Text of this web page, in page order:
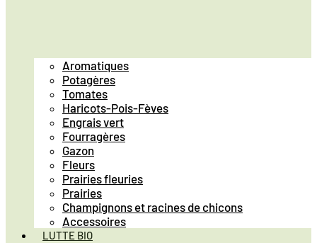
Aromatiques
Potagères
Tomates
Haricots-Pois-Fèves
Engrais vert
Fourragères
Gazon
Fleurs
Prairies fleuries
Prairies
Champignons et racines de chicons
Accessoires
LUTTE BIO